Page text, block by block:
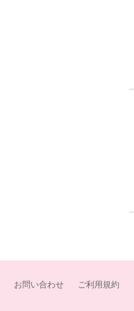
お問い合わせ ご利用規約